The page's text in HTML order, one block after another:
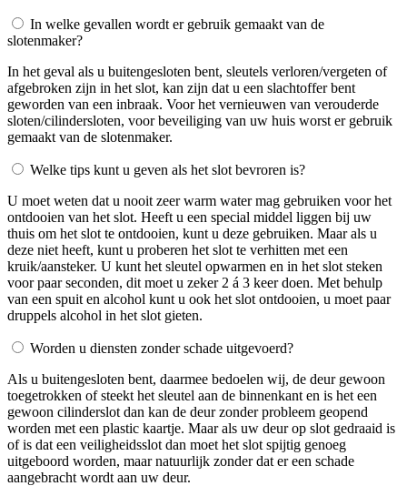
In welke gevallen wordt er gebruik gemaakt van de
slotenmaker?
In het geval als u buitengesloten bent, sleutels verloren/vergeten of
afgebroken zijn in het slot, kan zijn dat u een slachtoffer bent
geworden van een inbraak. Voor het vernieuwen van verouderde
sloten/cilindersloten, voor beveiliging van uw huis worst er gebruik
gemaakt van de slotenmaker.
Welke tips kunt u geven als het slot bevroren is?
U moet weten dat u nooit zeer warm water mag gebruiken voor het
ontdooien van het slot. Heeft u een special middel liggen bij uw
thuis om het slot te ontdooien, kunt u deze gebruiken. Maar als u
deze niet heeft, kunt u proberen het slot te verhitten met een
kruik/aansteker. U kunt het sleutel opwarmen en in het slot steken
voor paar seconden, dit moet u zeker 2 á 3 keer doen. Met behulp
van een spuit en alcohol kunt u ook het slot ontdooien, u moet paar
druppels alcohol in het slot gieten.
Worden u diensten zonder schade uitgevoerd?
Als u buitengesloten bent, daarmee bedoelen wij, de deur gewoon
toegetrokken of steekt het sleutel aan de binnenkant en is het een
gewoon cilinderslot dan kan de deur zonder probleem geopend
worden met een plastic kaartje. Maar als uw deur op slot gedraaid is
of is dat een veiligheidsslot dan moet het slot spijtig genoeg
uitgeboord worden, maar natuurlijk zonder dat er een schade
aangebracht wordt aan uw deur.